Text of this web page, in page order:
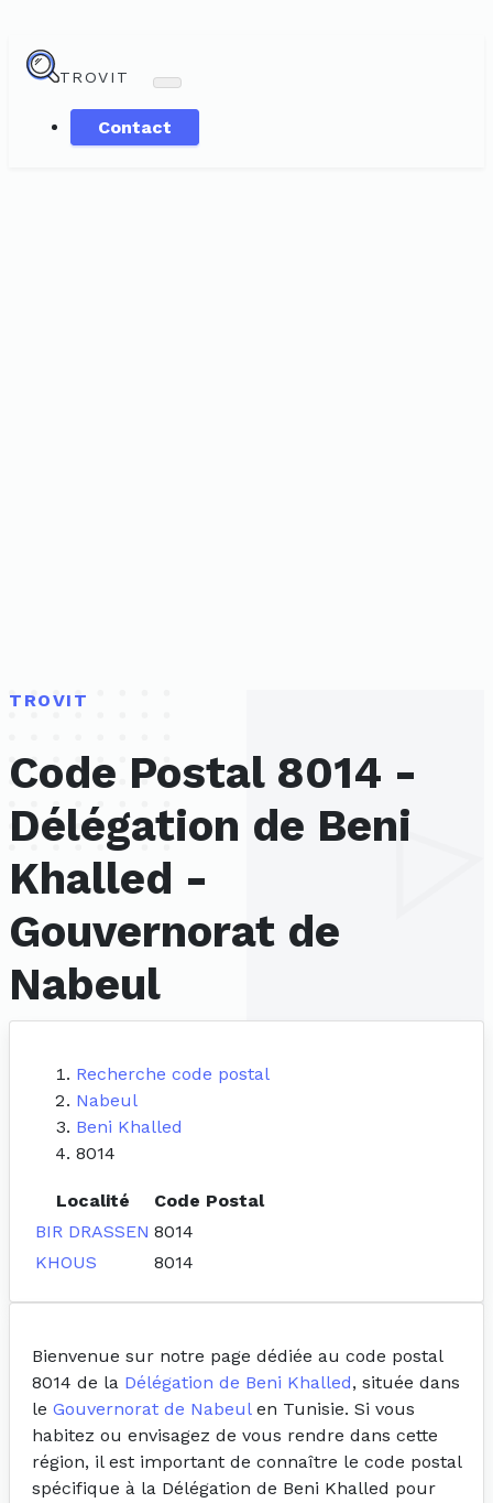
TROVIT
Contact
TROVIT
Code Postal 8014 -
Délégation de Beni
Khalled -
Gouvernorat de
Nabeul
Recherche code postal
Nabeul
Beni Khalled
8014
Localité
Code Postal
BIR DRASSEN 8014
KHOUS
8014
Bienvenue sur notre page dédiée au code postal
8014 de la Délégation de Beni Khalled, située dans
le Gouvernorat de Nabeulen Tunisie. Si vous
habitez ou envisagez de vous rendre dans cette
région, il est important de connaître le code postal
spécifique à la Délégation de Beni Khalled pour